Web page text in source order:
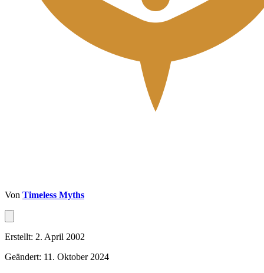
Von Timeless Myths
Erstellt: 2. April 2002
Geändert: 11. Oktober 2024